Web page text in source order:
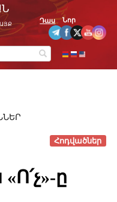
Դաս Նոր
Հոդվածներ
ը